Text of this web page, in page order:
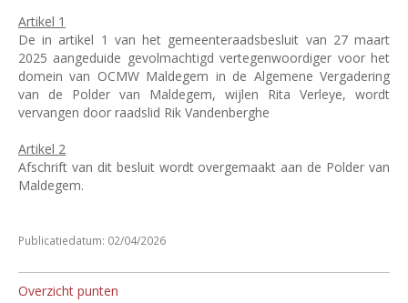
Artikel 1
De in artikel 1 van het gemeenteraadsbesluit van 27 maart
2025 aangeduide gevolmachtigd vertegenwoordiger voor het
domein van OCMW Maldegem in de Algemene Vergadering
van de Polder van Maldegem, wijlen Rita Verleye, wordt
vervangen door raadslid Rik Vandenberghe
Artikel 2
Afschrift van dit besluit wordt overgemaakt aan de Polder van
Maldegem.
Publicatiedatum: 02/04/2026
Overzicht punten